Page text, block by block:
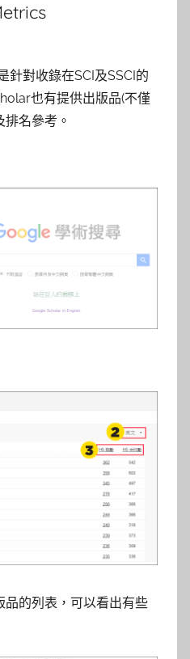
對收錄在SCI及SSCI的
也有提供出版品(不僅
名參考。
品的列表，可以看出有些